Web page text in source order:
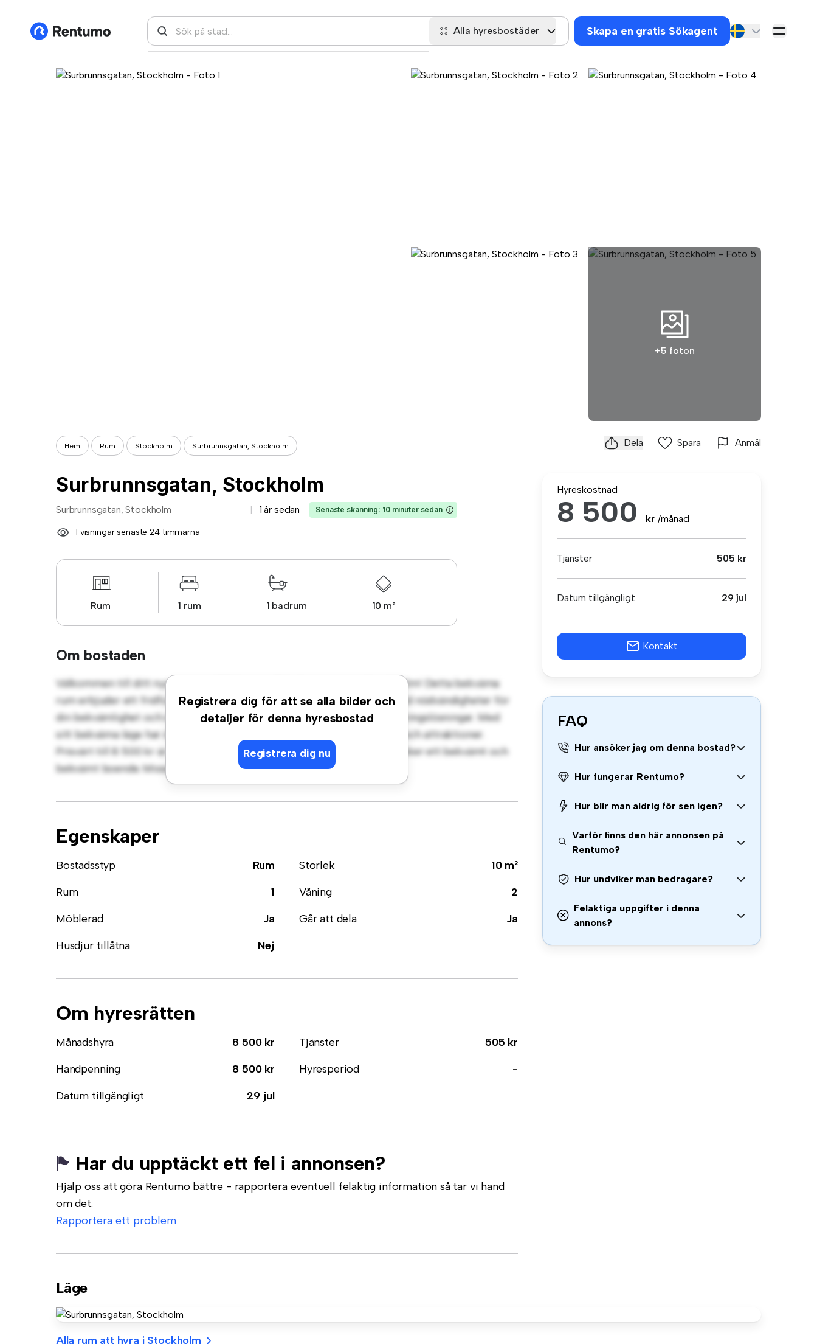
Alla hyresbostäder Skapa en gratis Sökagent
+5 foton
Hem Rum Stockholm Surbrunnsgatan, Stockholm Dela Spara Anmäl
Surbrunnsgatan, Stockholm
Surbrunnsgatan, Stockholm 1 år sedan Senaste skanning: 10 minuter sedan
1 visningar senaste 24 timmarna
Rum 1 rum 1 badrum 10 m²
Om bostaden
Registrera dig för att se alla bilder och
detaljer för denna hyresbostad
Registrera dig nu
Välkommen till ditt nya mysiga tillflyktsort på Surbrunnsgatan, Stockholm! Detta bekväma
rum erbjuder ett fridfullt och privat vardagsrum. Detta rum är inrett med nödvändigheter för
din bekvämlighet och erbjuder en bekväm säng, en arbetsyta och förvaringslösningar. Med
sitt bekväma läge har du enkel tillgång till närliggande bekvämligheter och attraktioner.
Prisvärt till 8 500 kr är detta rum ett utmärkt alternativ för dem som söker ett bekvämt och
bekvämt boende. Missa inte det – boka en visning idag!
Egenskaper
Bostadsstyp Rum Storlek
10 m²
Rum
1 Våning
2
Möblerad
Ja Går att dela
Ja
Husdjur tillåtna
Nej
Om hyresrätten
Månadshyra 8 500 kr Tjänster
505 kr
Handpenning
8 500 kr Hyresperiod
-
Datum tillgängligt
29 jul
Har du upptäckt ett fel i annonsen?
Hjälp oss att göra Rentumo bättre - rapportera eventuell felaktig information så tar vi hand
om det.
Rapportera ett problem
Hyreskostnad
8 500 kr /månad
Tjänster 505 kr
Datum tillgängligt 29 jul
Kontakt
FAQ
Hur ansöker jag om denna bostad?
Hur fungerar Rentumo?
Hur blir man aldrig för sen igen?
Varför finns den här annonsen på
Rentumo?
Hur undviker man bedragare?
Felaktiga uppgifter i denna
annons?
Läge
Alla rum att hyra i Stockholm